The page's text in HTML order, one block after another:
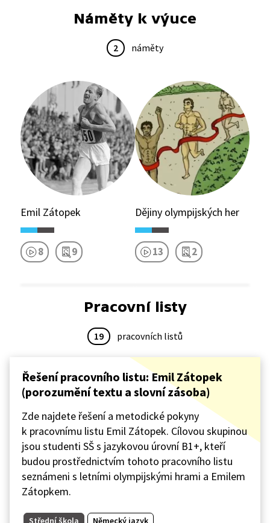
Náměty k výuce
2 náměty
Emil Zátopek
8 9
Dějiny olympijských her
13 2
Pracovní listy
19 pracovních listů
Řešení pracovního listu: Emil Zátopek
(porozumění textu a slovní zásoba)
Zde najdete řešení a metodické pokyny
k pracovnímu listu Emil Zátopek. Cílovou skupinou
jsou studenti SŠ s jazykovou úrovní B1+, kteří
budou prostřednictvím tohoto pracovního listu
seznámeni s letními olympijskými hrami a Emilem
Zátopkem.
Střední škola Německý jazyk